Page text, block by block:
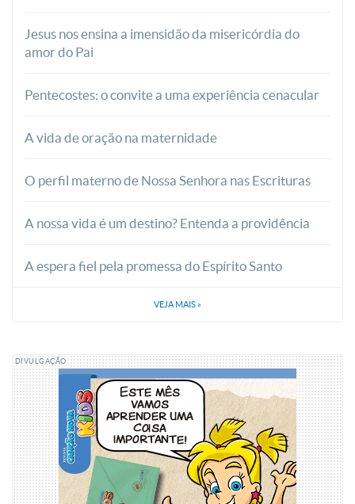
Jesus nos ensina a imensidão da misericórdia do
amor do Pai
Pentecostes: o convite a uma experiência cenacular
A vida de oração na maternidade
O perfil materno de Nossa Senhora nas Escrituras
A nossa vida é um destino? Entenda a providência
A espera fiel pela promessa do Espírito Santo
VEJA MAIS »
DIVULGAÇÃO